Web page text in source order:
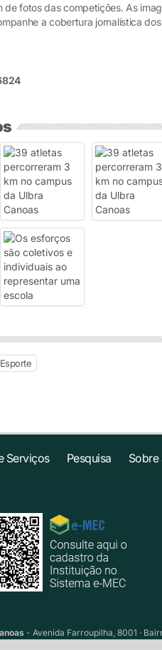
de fotos das competições. As
a cobertura jornalística
Esporte
Serviços Pesquisa Sobre
- Avenida Farroupilha, 8001 ·